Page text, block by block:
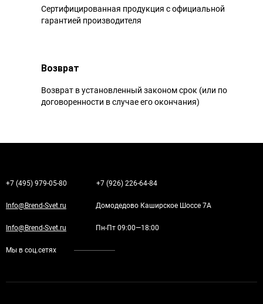
Сертифицированная продукция с официальной
гарантией производителя
Возврат
Возврат в установленный законом срок (или по
договоренности в случае его окончания)
+7 (495) 979-05-80 +7 (926) 226-64-84
Info@Brend-Svet.ru Домодедово Каширское Шоссе 7А
Info@Brend-Svet.ru Пн-Пт 09:00—18:00
Мы в соц.сетях